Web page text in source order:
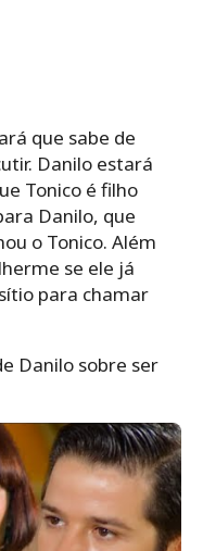
que sabe de
Danilo estará
Tonico é filho
Danilo, que
o Tonico. Além
se ele já
para chamar
Danilo sobre ser